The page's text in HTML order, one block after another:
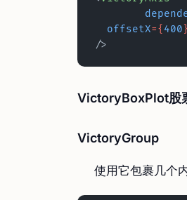
  offsetX
={ 400
/>
VictoryBoxPlot股
VictoryGroup
使用它包裹几个